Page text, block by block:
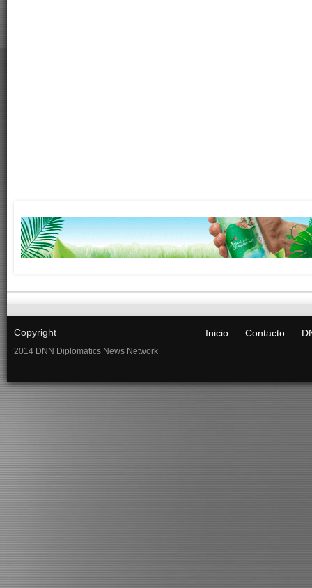
Copyright
2014 DNN Diplomatics News Network
Inicio Contacto